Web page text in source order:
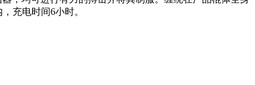
充电时间6小时。